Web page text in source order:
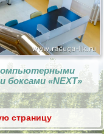
боксами «NEXT»
страницу